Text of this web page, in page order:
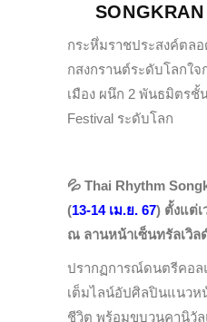
กระหึ่มราชประสงค์ตล
กสงกรานต์ระดับโลกใจ
เมือง ผนึก 2 พันธมิตรชั้
Festival ระดับโลก
💦 Thai Rhythm
(13-14 เม.ย. 67) ตั้งแต่เ
ณ ลานหน้าเซ็นทรัลเวิล
ปรากฏการณ์ดนตรีคอ
เต็มไลน์อัปศิลปินแนวห
ชีวิต พร้อมขบวนคานิวั